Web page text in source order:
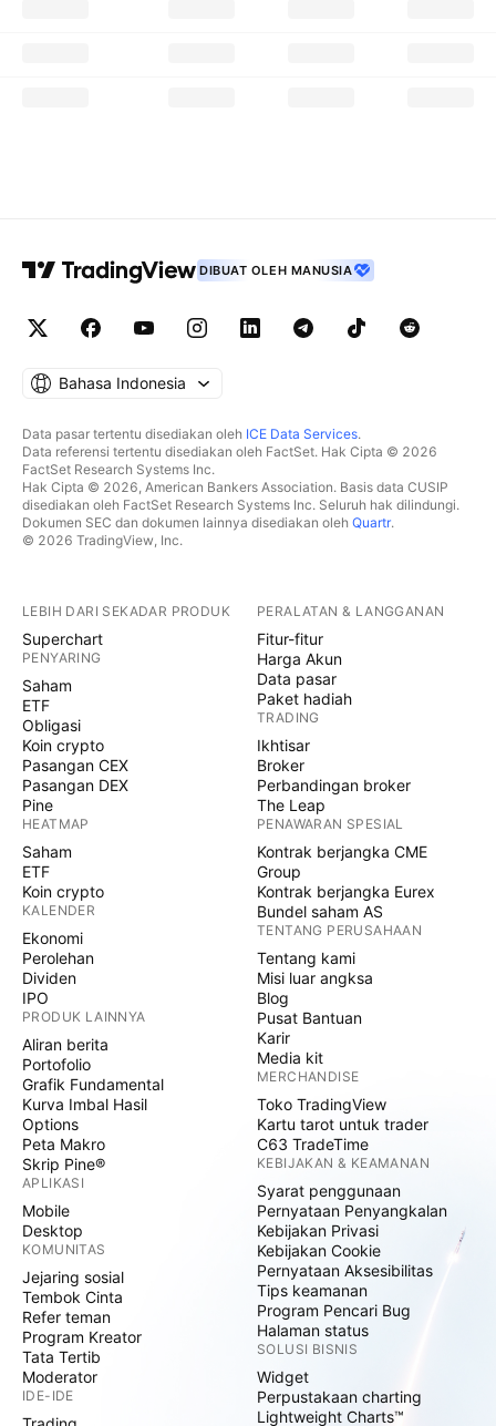
DIBUAT OLEH MANUSIA
Bahasa Indonesia
Data pasar tertentu disediakan oleh ICE Data Services.
Data referensi tertentu disediakan oleh FactSet. Hak Cipta © 2026
FactSet Research Systems Inc.
Hak Cipta © 2026, American Bankers Association. Basis data CUSIP
disediakan oleh FactSet Research Systems Inc. Seluruh hak dilindungi.
Dokumen SEC dan dokumen lainnya disediakan oleh Quartr.
© 2026 TradingView, Inc.
LEBIH DARI SEKADAR PRODUK
Superchart
PENYARING
Saham
ETF
Obligasi
Koin crypto
Pasangan CEX
Pasangan DEX
Pine
HEATMAP
Saham
ETF
Koin crypto
KALENDER
Ekonomi
Perolehan
Dividen
IPO
PRODUK LAINNYA
Aliran berita
Portofolio
Grafik Fundamental
Kurva Imbal Hasil
Options
Peta Makro
Skrip Pine®
APLIKASI
Mobile
Desktop
KOMUNITAS
Jejaring sosial
Tembok Cinta
Refer teman
Program Kreator
Tata Tertib
Moderator
IDE-IDE
PERALATAN & LANGGANAN
Fitur-fitur
Harga Akun
Data pasar
Paket hadiah
TRADING
Ikhtisar
Broker
Perbandingan broker
The Leap
PENAWARAN SPESIAL
Kontrak berjangka CME
Group
Kontrak berjangka Eurex
Bundel saham AS
TENTANG PERUSAHAAN
Tentang kami
Misi luar angksa
Blog
Pusat Bantuan
Karir
Media kit
MERCHANDISE
Toko TradingView
Kartu tarot untuk trader
C63 TradeTime
KEBIJAKAN & KEAMANAN
Syarat penggunaan
Pernyataan Penyangkalan
Kebijakan Privasi
Kebijakan Cookie
Pernyataan Aksesibilitas
Tips keamanan
Program Pencari Bug
Halaman status
SOLUSI BISNIS
Widget
Perpustakaan charting
Lightweight Charts™